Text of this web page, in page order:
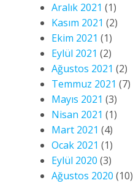
Aralık 2021 (1)
Kasım 2021 (2)
Ekim 2021 (1)
Eylül 2021 (2)
Ağustos 2021 (2)
Temmuz 2021 (7)
Mayıs 2021 (3)
Nisan 2021 (1)
Mart 2021 (4)
Ocak 2021 (1)
Eylül 2020 (3)
Ağustos 2020 (10)